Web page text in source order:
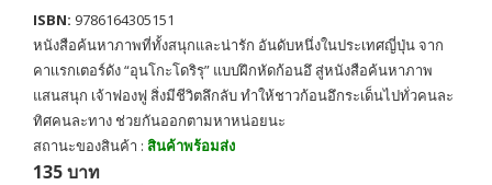
ISBN: 9786164305151
หนังสือค้นหาภาพที่ทั้งสนุกและน่ารัก อันดับหนึ่งในประเทศญี่ปุ่น จาก
คาเเรกเตอร์ดัง “อุนโกะโดริรุ” แบบฝึกหัดก้อนอึ สู่หนังสือค้นหาภาพ
แสนสนุก เจ้าฟองฟู สิ่งมีชีวิตลึกลับ ทำให้ชาวก้อนอึกระเด็นไปทั่วคนละ
ทิศคนละทาง ช่วยกันออกตามหาหน่อยนะ
สถานะของสินค้า : สินค้าพร้อมส่ง
135 บาท